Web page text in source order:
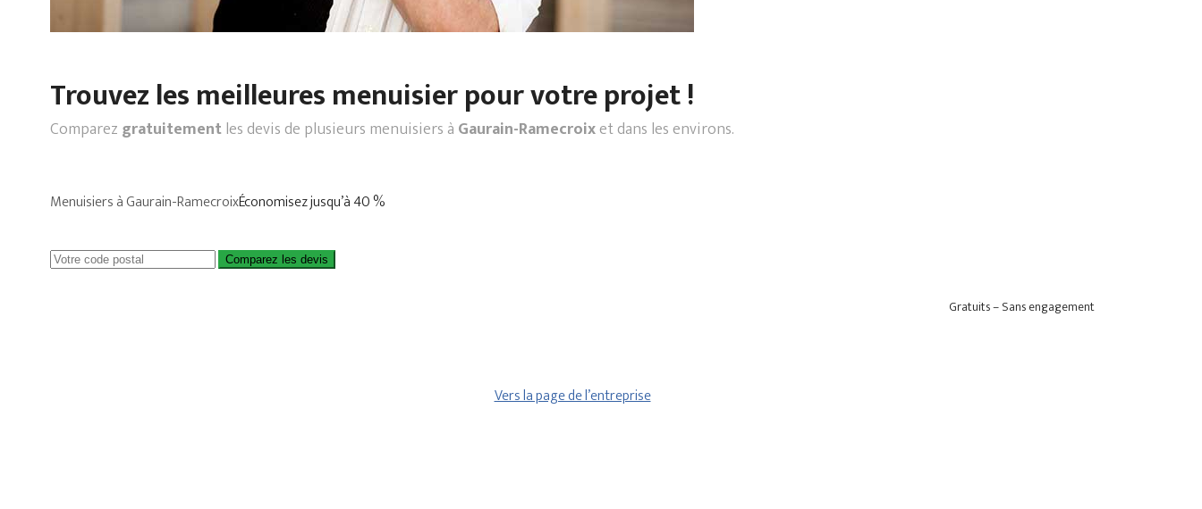
Trouvez les meilleures menuisier pour votre projet !
Comparez gratuitementles devis de plusieurs menuisiers à Gaurain-Ramecroixet dans les environs.
Menuisiers à Gaurain-RamecroixÉconomisez jusqu’à 40 %
Comparez les devis
Gratuits – Sans engagement
Vers la page de l’entreprise